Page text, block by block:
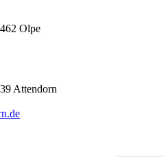
Olpe
Attendorn